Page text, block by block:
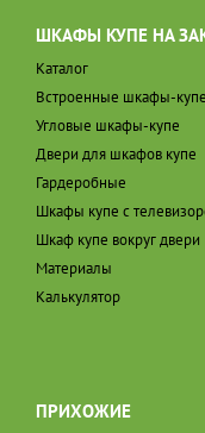
ШКАФЫ КУПЕ НА
Каталог
Встроенные шкафы-купе
Угловые шкафы-купе
Двери для шкафов купе
Гардеробные
Шкафы купе с
Шкаф купе вокруг двери
Материалы
Калькулятор
ПРИХОЖИЕ